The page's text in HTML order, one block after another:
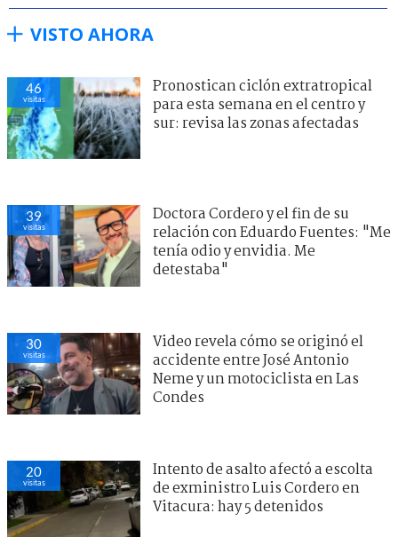
VISTO AHORA
46
visitas
Pronostican ciclón extratropical
para esta semana en el centro y
sur: revisa las zonas afectadas
39
visitas
Doctora Cordero y el fin de su
relación con Eduardo Fuentes: "Me
tenía odio y envidia. Me
detestaba"
30
visitas
Video revela cómo se originó el
accidente entre José Antonio
Neme y un motociclista en Las
Condes
20
visitas
Intento de asalto afectó a escolta
de exministro Luis Cordero en
Vitacura: hay 5 detenidos